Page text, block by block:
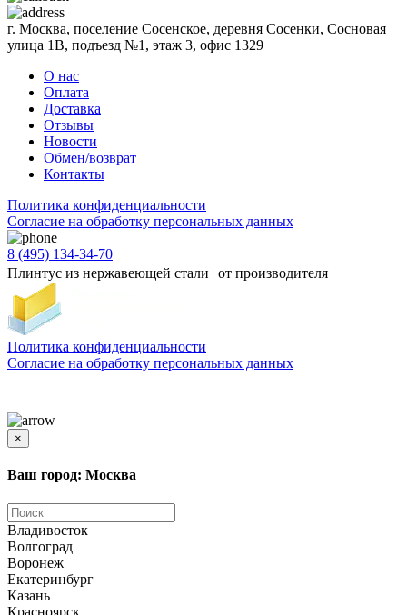
г. Москва, поселение Сосенское, деревня Сосенки, Сосновая
улица 1В, подъезд №1, этаж 3, офис 1329
О нас
Оплата
Доставка
Отзывы
Новости
Обмен/возврат
Контакты
Политика конфиденциальности
Согласиe на обработку персональных данных
8 (495) 134-34-70
Плинтус из нержавеющей стали от производителя
Политика конфиденциальности
Согласиe на обработку персональных данных
×
Ваш город: Москва
Владивосток
Волгоград
Воронеж
Екатеринбург
Казань
Красноярск